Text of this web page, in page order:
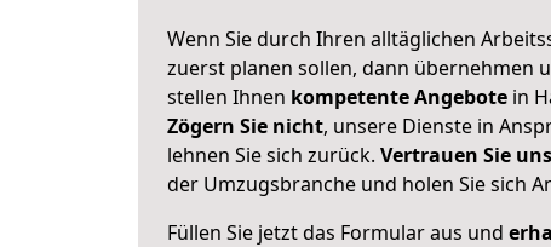
Wenn Sie durch Ihren alltäglichen
zuerst planen sollen, dann übernehmen
stellen Ihnen kompetente Angebote in
Zögern Sie nicht, unsere Dienste in
lehnen Sie sich zurück. Vertrauen Sie
der Umzugsbranche und holen Sie sich
Füllen Sie jetzt das Formular aus und